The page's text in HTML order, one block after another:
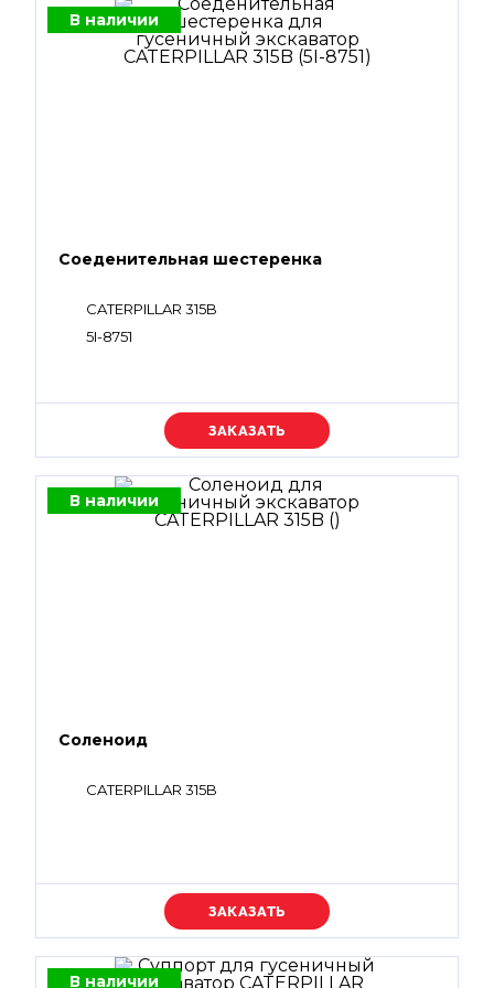
В наличии
Соеденительная шестеренка
CATERPILLAR 315B
5I-8751
Уточняйте цену
В наличии
Соленоид
CATERPILLAR 315B
Уточняйте цену
В наличии